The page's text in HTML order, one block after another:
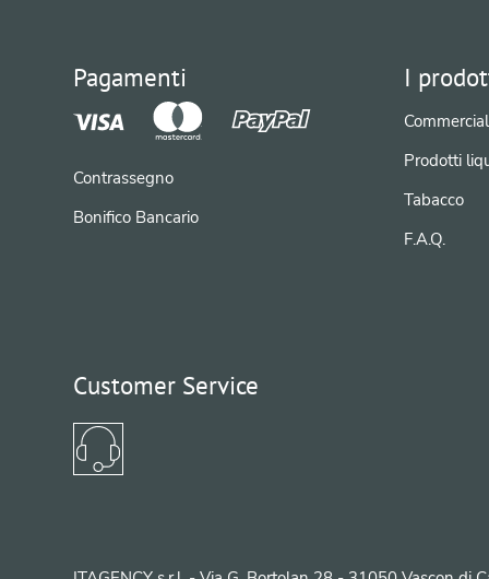
Pagamenti
Contrassegno
Bonifico Bancario
I
Prodotti
Tabacco
F.A.Q.
Customer Service